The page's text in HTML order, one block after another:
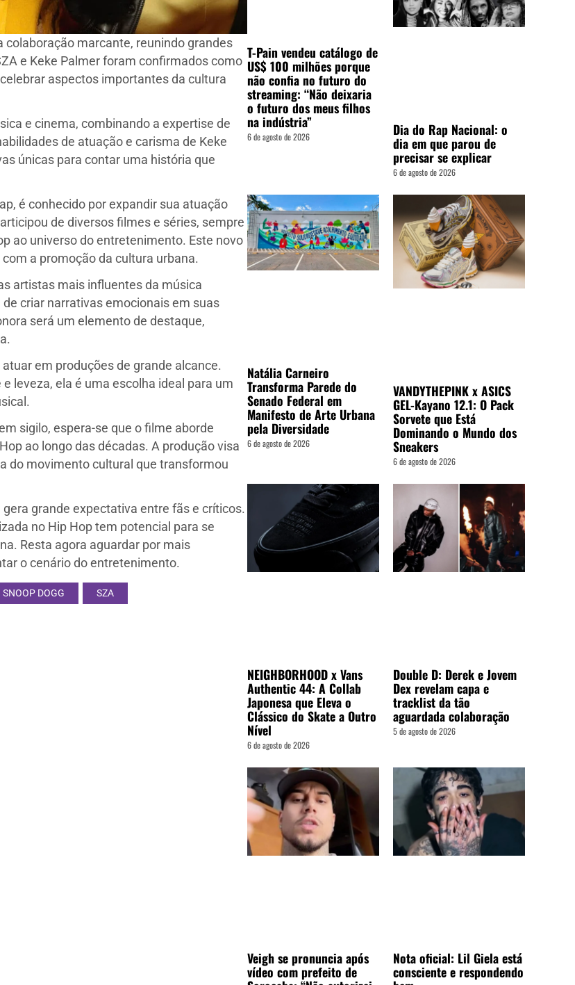
marcante, reunindo grandes
e Keke Palmer foram confirmados como
aspectos importantes da cultura
e cinema, combinando a expertise de
de atuação e carisma de Keke
únicas para contar uma história que
é conhecido por expandir sua atuação
de diversos filmes e séries, sempre
ao universo do entretenimento. Este novo
a promoção da cultura urbana.
artistas mais influentes da música
criar narrativas emocionais em suas
será um elemento de destaque,
em produções de grande alcance.
leveza, ela é uma escolha ideal para um
sigilo, espera-se que o filme aborde
ao longo das décadas. A produção visa
do movimento cultural que transformou
grande expectativa entre fãs e críticos.
no Hip Hop tem potencial para se
Resta agora aguardar por mais
o cenário do entretenimento.
SNOOP DOGG SZA
T-Pain vendeu catálogo de
US$ 100 milhões porque
não confia no futuro do
streaming: “Não deixaria
o futuro dos meus filhos
na indústria”
6 de agosto de 2026 Dia do Rap Nacional: o
dia em que parou de
precisar se explicar
6 de agosto de 2026
Natália Carneiro
Transforma Parede do
Senado Federal em
Manifesto de Arte Urbana
pela Diversidade
6 de agosto de 2026
VANDYTHEPINK x ASICS
GEL-Kayano 12.1: O Pack
Sorvete que Está
Dominando o Mundo dos
Sneakers
6 de agosto de 2026
NEIGHBORHOOD x Vans
Authentic 44: A Collab
Japonesa que Eleva o
Clássico do Skate a Outro
Nível
6 de agosto de 2026
Double D: Derek e Jovem
Dex revelam capa e
tracklist da tão
aguardada colaboração
5 de agosto de 2026
Veigh se pronuncia após
vídeo com prefeito de
Nota oficial: Lil Giela está
consciente e respondendo